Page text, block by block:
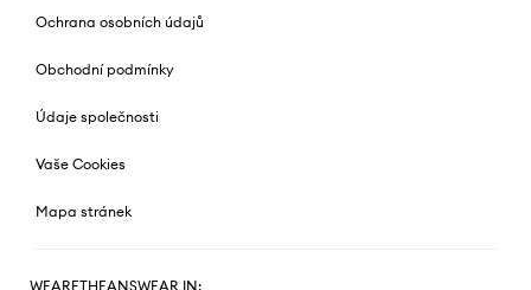
Ochrana osobních údajů
Obchodní podmínky
Údaje společnosti
Vaše Cookies
Mapa stránek
WEARETHEANSWEAR IN: